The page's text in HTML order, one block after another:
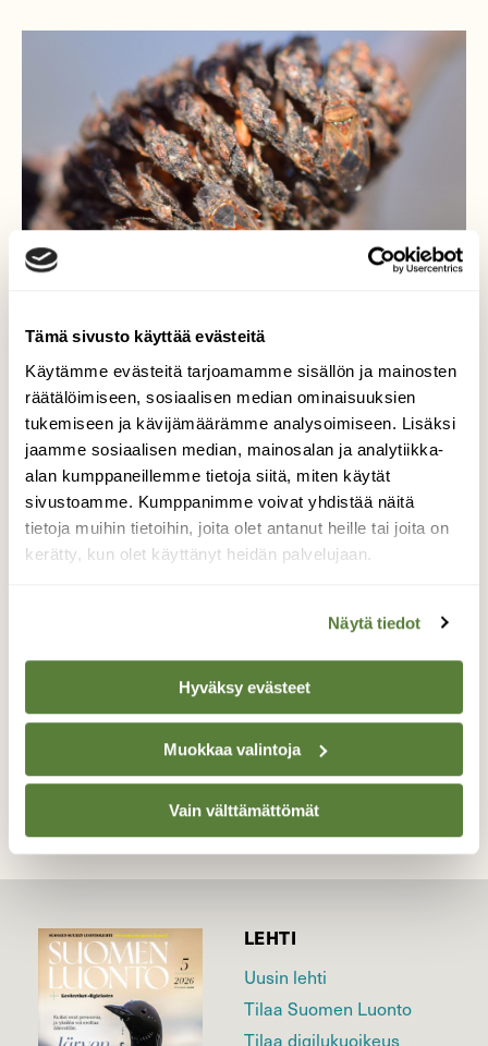
Tämä sivusto käyttää evästeitä
Käytämme evästeitä tarjoamamme sisällön ja mainosten
räätälöimiseen, sosiaalisen median ominaisuuksien
tukemiseen ja kävijämäärämme analysoimiseen. Lisäksi
jaamme sosiaalisen median, mainosalan ja analytiikka-
alan kumppaneillemme tietoja siitä, miten käytät
sivustoamme. Kumppanimme voivat yhdistää näitä
tietoja muihin tietoihin, joita olet antanut heille tai joita on
kerätty, kun olet käyttänyt heidän palvelujaan.
Näytä tiedot
Hyväksy evästeet
Muokkaa valintoja
Vain välttämättömät
Kalvoluteet
Lepän "kävyillä" oli runsaasti pieniä
kalvoluteita. Ne maastoutuivat lähes
täydellisesti ympäristöönsä.
Valokuvaaja: Päivi Kiiskinen-Mustonen, Joensuu
LEHTI
Uusin lehti
Tilaa Suomen Luonto
Tilaa digilukuoikeus